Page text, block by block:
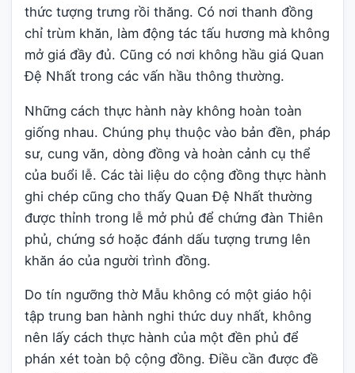
thức tượng trưng rồi thăng. Có nơi thanh đồng
chỉ trùm khăn, làm động tác tấu hương mà không
mở giá đầy đủ. Cũng có nơi không hầu giá Quan
Đệ Nhất trong các vấn hầu thông thường.
Những cách thực hành này không hoàn toàn
giống nhau. Chúng phụ thuộc vào bản đền, pháp
sư, cung văn, dòng đồng và hoàn cảnh cụ thể
của buổi lễ. Các tài liệu do cộng đồng thực hành
ghi chép cũng cho thấy Quan Đệ Nhất thường
được thỉnh trong lễ mở phủ để chứng đàn Thiên
phủ, chứng sớ hoặc đánh dấu tượng trưng lên
khăn áo của người trình đồng.
Do tín ngưỡng thờ Mẫu không có một giáo hội
tập trung ban hành nghi thức duy nhất, không
nên lấy cách thực hành của một đền phủ để
phán xét toàn bộ cộng đồng. Điều cần được đề